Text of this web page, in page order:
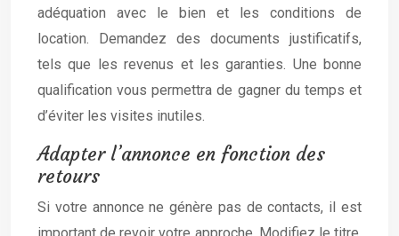
adéquation avec le bien et les conditions de
location. Demandez des documents justificatifs,
tels que les revenus et les garanties. Une bonne
qualification vous permettra de gagner du temps et
d’éviter les visites inutiles.
Adapter l’annonce en fonction des
retours
Si votre annonce ne génère pas de contacts, il est